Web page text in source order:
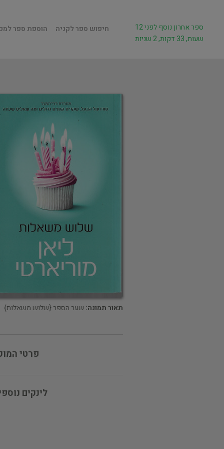
חיפוש ספר לקניה הוספת ספר
ספר אחרון נוסף לפני 12
שעות, 33 דקות, 2 שניות
תאור תמונה: שער הספר {שלוש משאלות}
פרטי
לינקים